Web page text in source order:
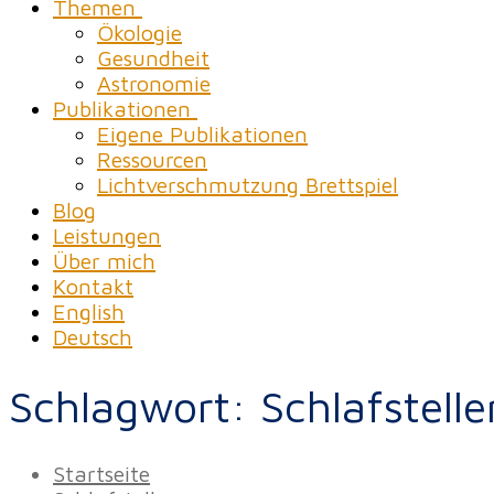
Themen
Ökologie
Gesundheit
Astronomie
Publikationen
Eigene Publikationen
Ressourcen
Lichtverschmutzung Brettspiel
Blog
Leistungen
Über mich
Kontakt
English
Deutsch
Schlagwort:
Startseite